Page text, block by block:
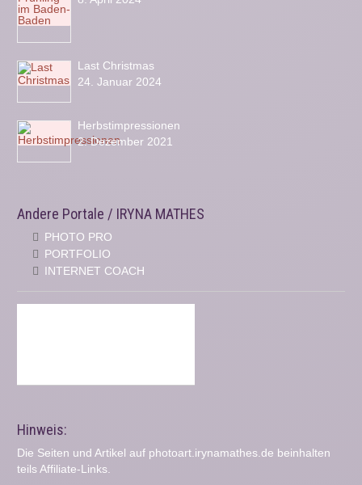
Last Christmas
24. Januar 2024
Herbstimpressionen
2. Dezember 2021
Andere Portale / IRYNA MATHES
PHOTO PRO
PORTFOLIO
INTERNET COACH
Hinweis:
Die Seiten und Artikel auf photoart.irynamathes.de beinhalten
teils Affiliate-Links.